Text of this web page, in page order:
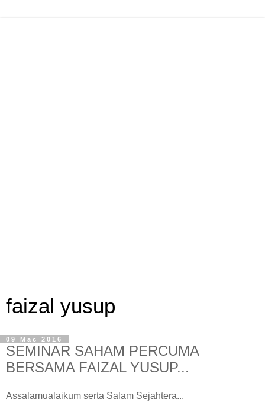
faizal yusup
09 Mac 2016
SEMINAR SAHAM PERCUMA
BERSAMA FAIZAL YUSUP...
Assalamualaikum serta Salam Sejahtera...